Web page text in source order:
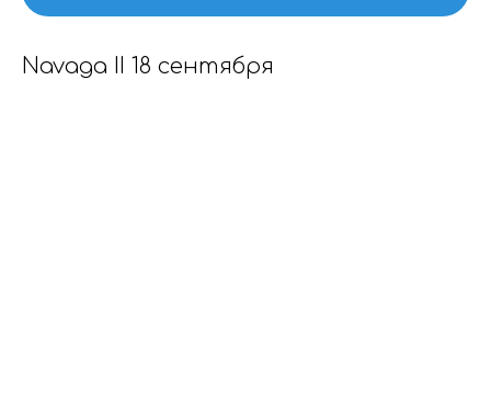
Navaga II 18 сентября